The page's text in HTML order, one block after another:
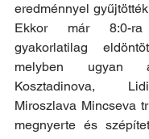
eredménnyel
Ekkor már 8:0-
gyakorlatilag
melyben ugyan
Kosztadinova,
Miroszlava Mincseva
megnyerte és